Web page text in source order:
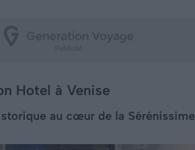
Hotel à Venise
au cœur de la Sérénissime